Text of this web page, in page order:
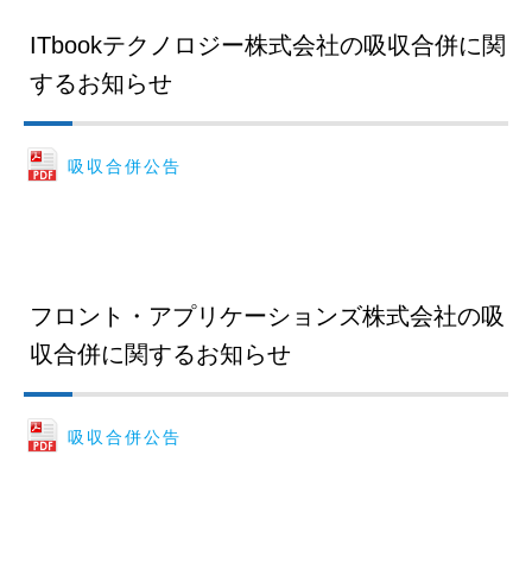
ITbookテクノロジー株式会社の吸収合併に関
するお知らせ
吸収合併公告
フロント・アプリケーションズ株式会社の吸
収合併に関するお知らせ
吸収合併公告